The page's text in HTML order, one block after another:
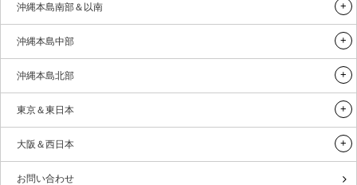
沖縄本島南部＆以南
沖縄本島中部
沖縄本島北部
東京＆東日本
大阪＆西日本
お問い合わせ